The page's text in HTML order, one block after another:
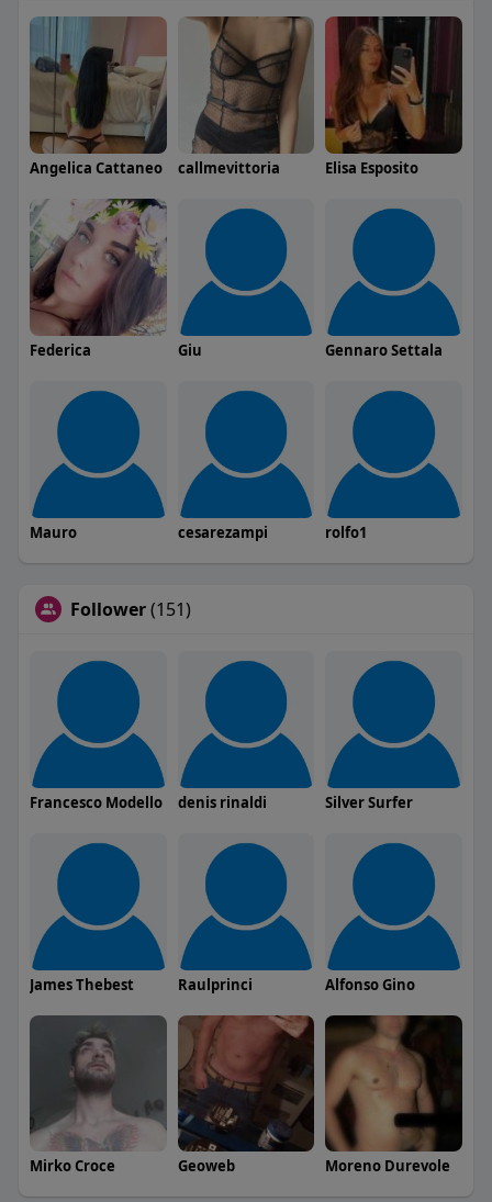
Angelica Cattaneo callmevittoria Elisa Esposito
Federica Giu Gennaro Settala
Mauro cesarezampi rolfo1
Follower(151)
Francesco Modello denis rinaldi Silver Surfer
James Thebest Raulprinci Alfonso Gino
Mirko Croce Geoweb Moreno Durevole